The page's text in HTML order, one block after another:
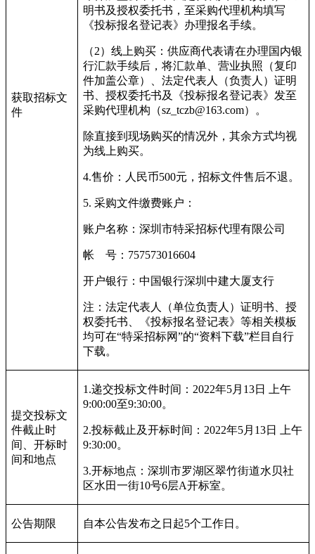
获取招标文
件
明书及授权委托书，至采购代理机构填写
《投标报名登记表》办理报名手续。
（2）线上购买：供应商代表请在办理国内银
行汇款手续后，将汇款单、营业执照（复印
件加盖公章）、法定代表人（负责人）证明
书、授权委托书及《投标报名登记表》发至
采购代理机构（sz_tczb@163.com）。
除直接到现场购买的情况外，其余方式均视
为线上购买。
4.售价：人民币500元，招标文件售后不退。
5. 采购文件缴费账户：
账户名称：深圳市特采招标代理有限公司
帐 号： 757573016604
开户银行：中国银行深圳中建大厦支行
注：法定代表人（单位负责人）证明书、授
权委托书、《投标报名登记表》等相关模板
均可在“特采招标网”的“资料下载”栏目自行
下载。
提交投标文
件截止时
间、开标时
间和地点
1.递交投标文件时间： 2022年5月 13日
上午
9:00:00至9:30:00。
2.投标截止及开标时间： 2022年5月 13日
上午
9:30:00。
3.开标地点：深圳市罗湖区翠竹街道水贝社
区水田一街10号6层A开标室。
公告期限 自本公告发布之日起5个工作日。